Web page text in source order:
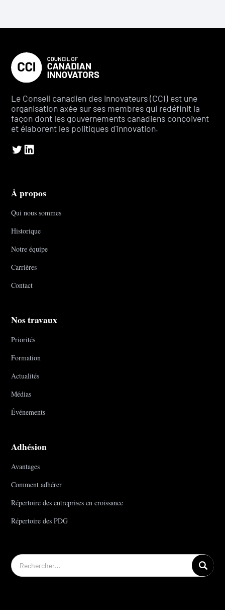
Le Conseil canadien des innovateurs (CCI) est une
organisation axée sur ses membres qui redéfinit la
façon dont les gouvernements canadiens conçoivent
et élaborent les politiques d'innovation.
À propos
Qui nous sommes
Historique
Notre équipe
Carrières
Contact
Nos travaux
Priorités
Formation
Actualités
Médias
Événements
Adhésion
Avantages
Comment adhérer
Répertoire des entreprises en croissance
Répertoire des PDG